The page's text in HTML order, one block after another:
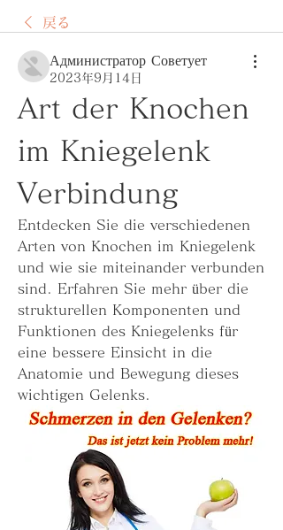
戻る
Администратор Советует
2023年9月14日
Art der Knochen
im Kniegelenk
Verbindung
Entdecken Sie die verschiedenen
Arten von Knochen im Kniegelenk
und wie sie miteinander verbunden
sind. Erfahren Sie mehr über die
strukturellen Komponenten und
Funktionen des Kniegelenks für
eine bessere Einsicht in die
Anatomie und Bewegung dieses
wichtigen Gelenks.